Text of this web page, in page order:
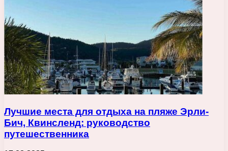
Лучшие места для отдыха на пляже Эрли-
Бич, Квинсленд: руководство
путешественника